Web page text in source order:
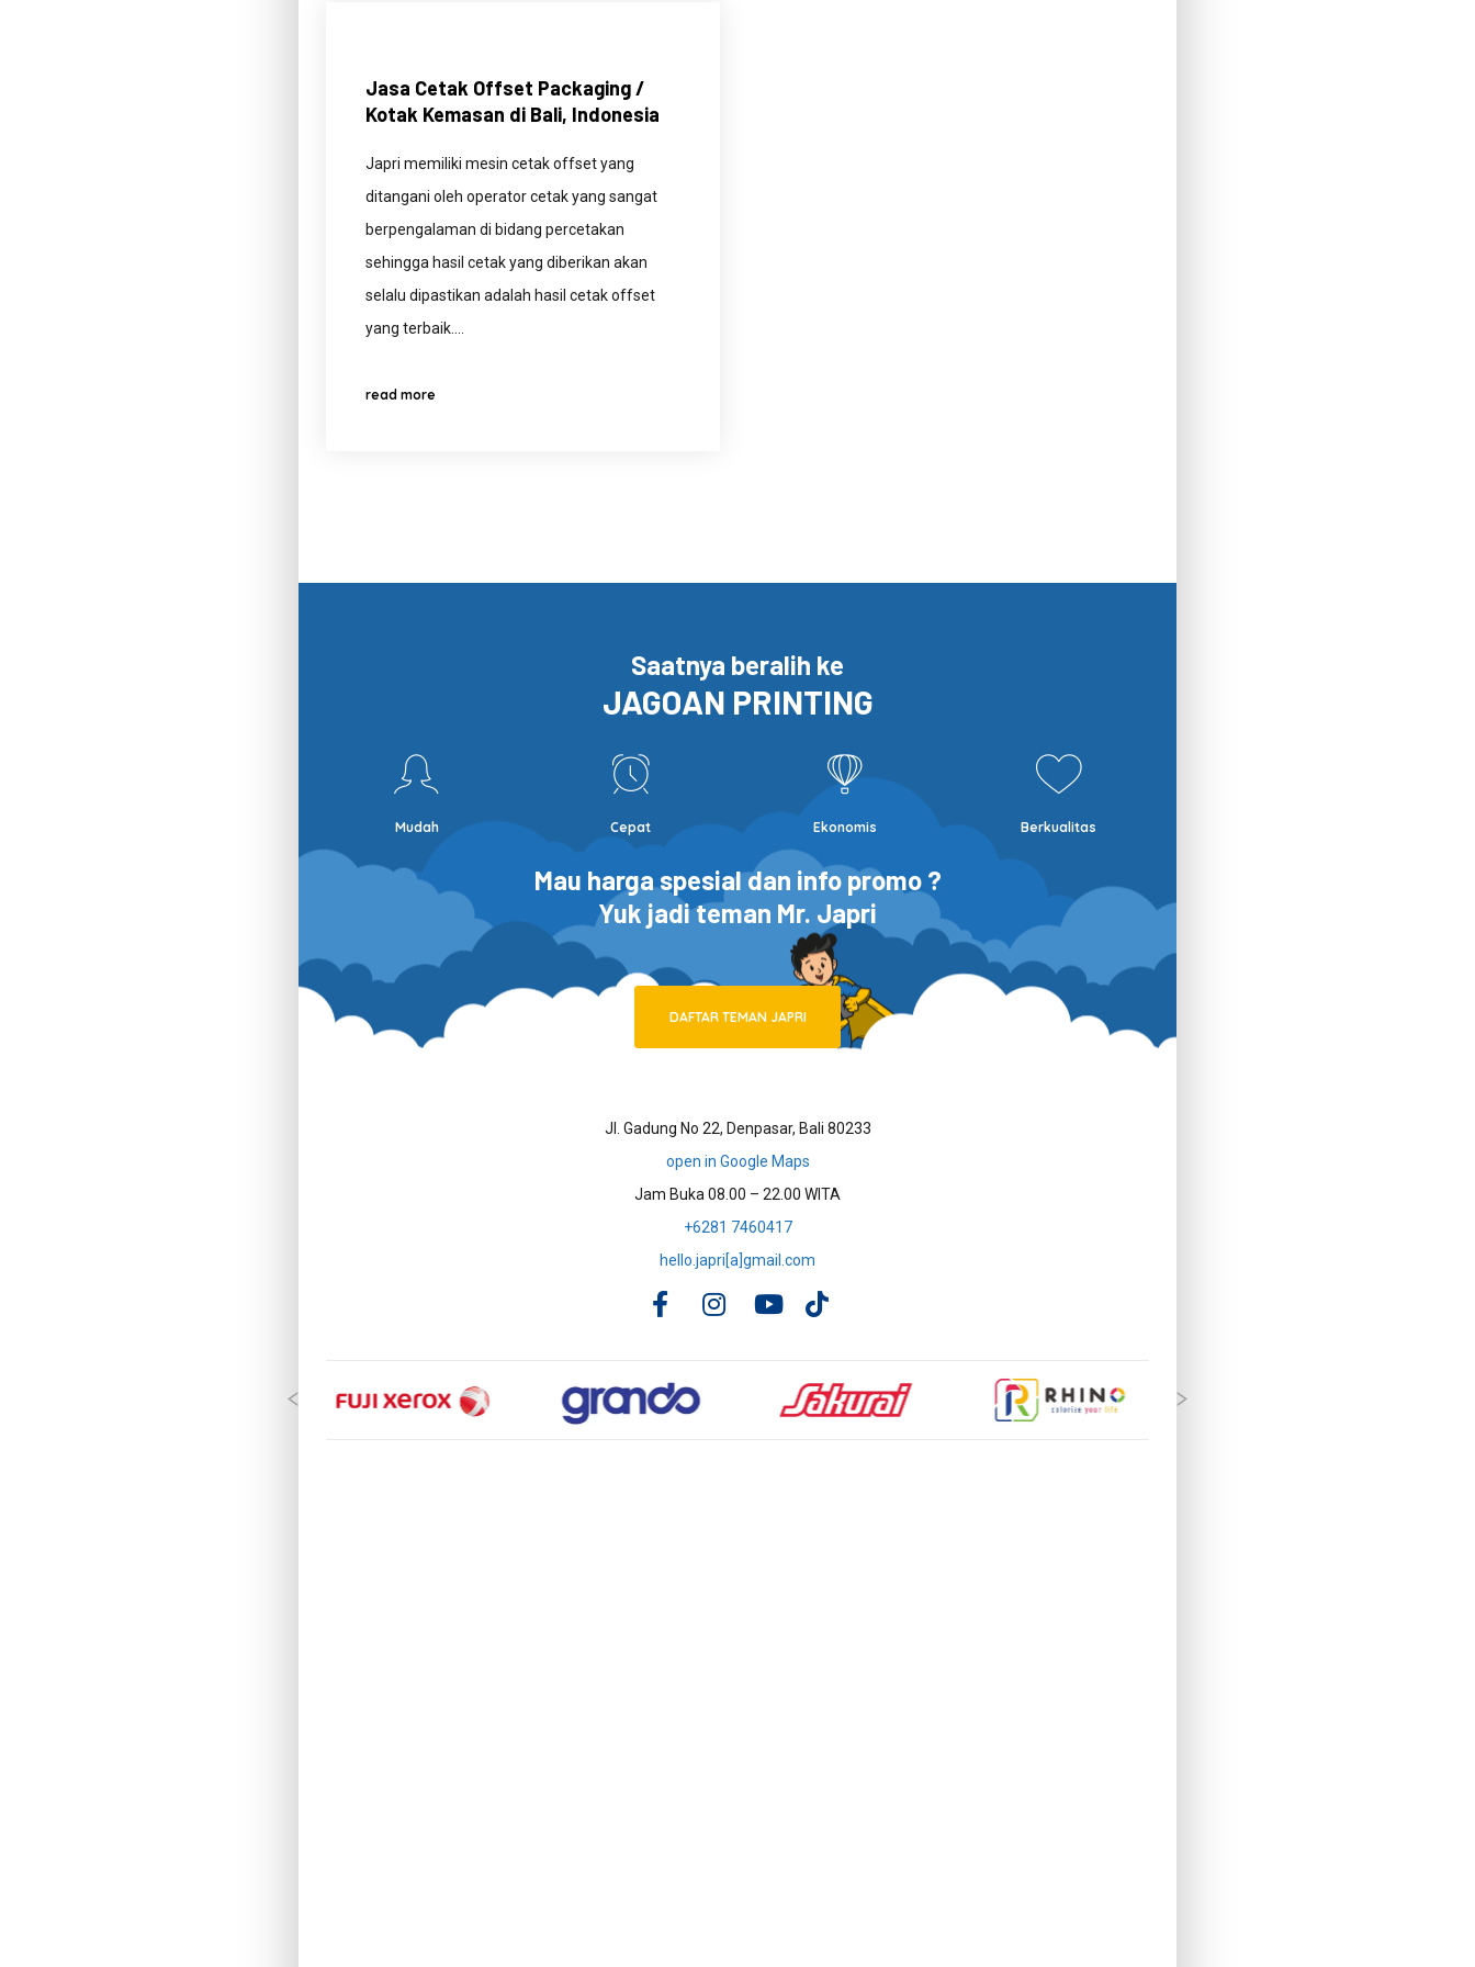
Jasa Cetak Offset Packaging /
Kotak Kemasan di Bali, Indonesia
Japri memiliki mesin cetak offset yang
ditangani oleh operator cetak yang sangat
berpengalaman di bidang percetakan
sehingga hasil cetak yang diberikan akan
selalu dipastikan adalah hasil cetak offset
yang terbaik.…
read more
Saatnya beralih ke
JAGOAN PRINTING
Mudah Cepat Ekonomis Berkualitas
Mau harga spesial dan info promo ?
Yuk jadi teman Mr. Japri
DAFTAR TEMAN JAPRI
Jl. Gadung No 22, Denpasar, Bali 80233
open in Google Maps
Jam Buka 08.00 – 22.00 WITA
+6281 7460417
hello.japri[a]gmail.com